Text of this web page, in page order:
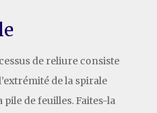
de reliure consiste
de la spirale
de feuilles. Faites-la